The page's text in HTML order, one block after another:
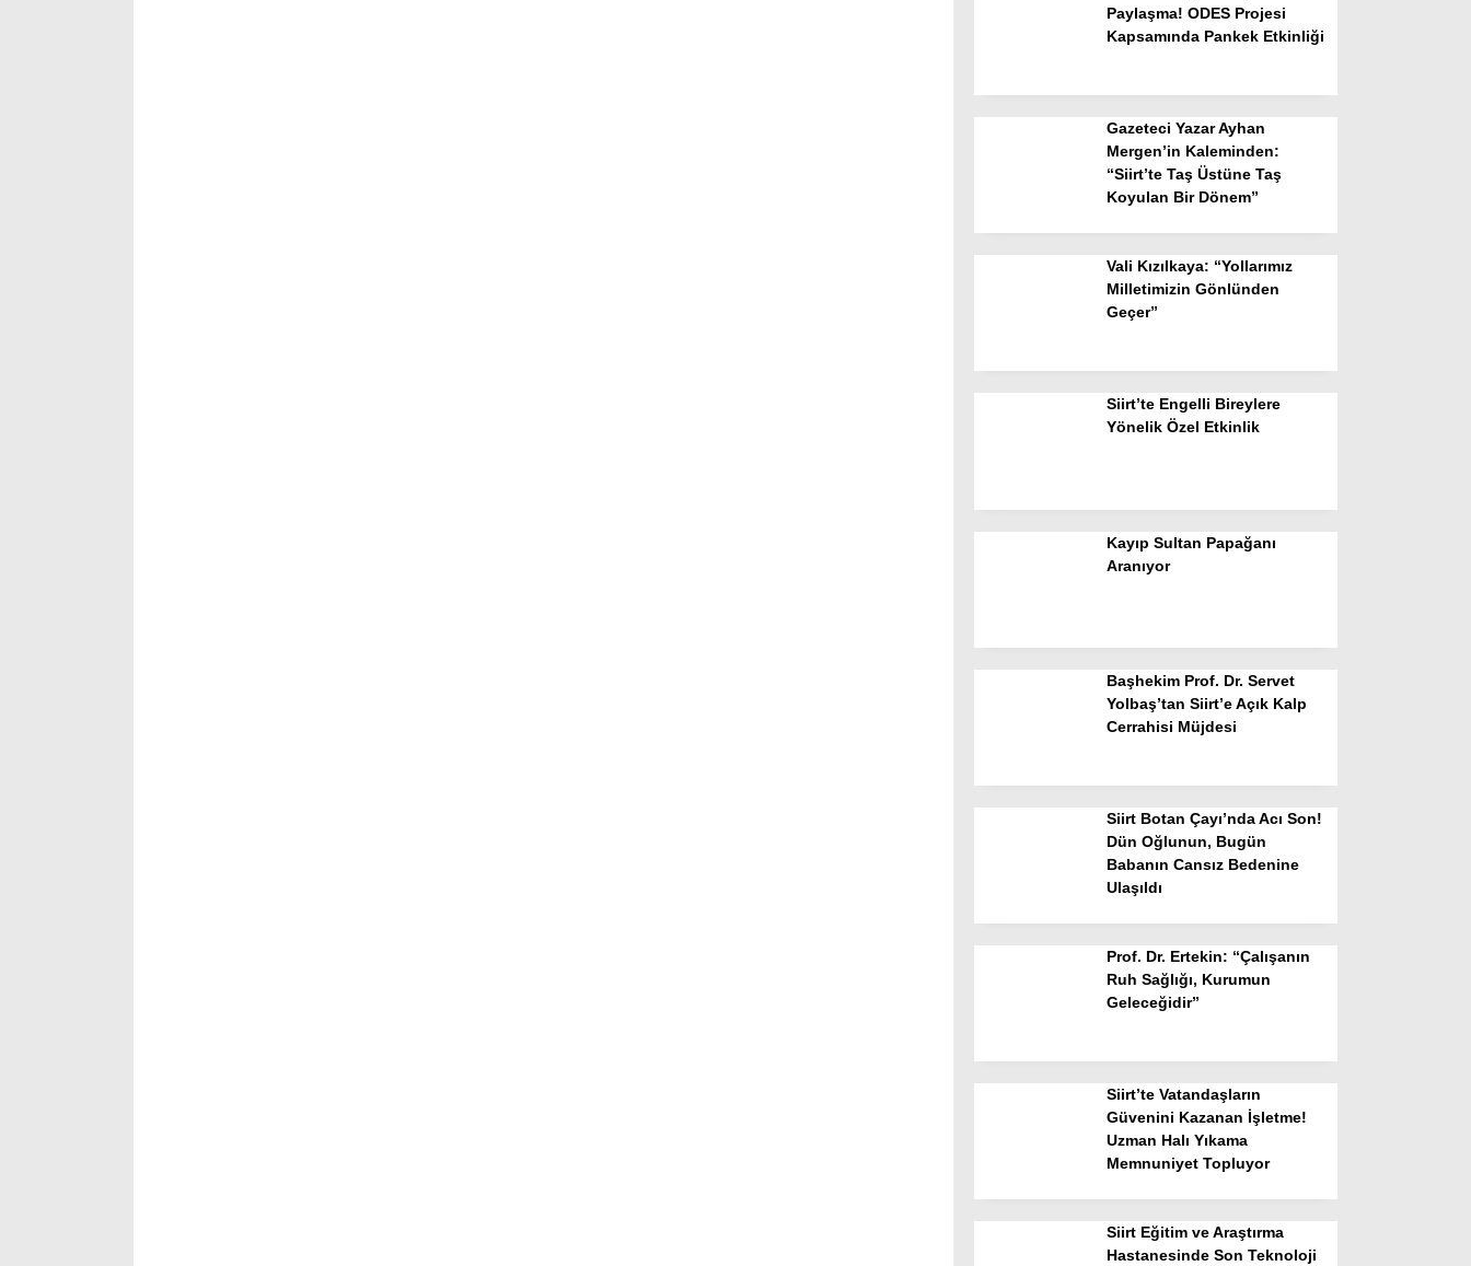
Paylaşma! ODES Projesi
Kapsamında Pankek Etkinliği
Gazeteci Yazar Ayhan
Mergen’in Kaleminden:
“Siirt’te Taş Üstüne Taş
Koyulan Bir Dönem”
Vali Kızılkaya: “Yollarımız
Milletimizin Gönlünden
Geçer”
Siirt’te Engelli Bireylere
Yönelik Özel Etkinlik
Kayıp Sultan Papağanı
Aranıyor
Başhekim Prof. Dr. Servet
Yolbaş’tan Siirt’e Açık Kalp
Cerrahisi Müjdesi
Siirt Botan Çayı’nda Acı Son!
Dün Oğlunun, Bugün
Babanın Cansız Bedenine
Ulaşıldı
Prof. Dr. Ertekin: “Çalışanın
Ruh Sağlığı, Kurumun
Geleceğidir”
Siirt’te Vatandaşların
Güvenini Kazanan İşletme!
Uzman Halı Yıkama
Memnuniyet Topluyor
Siirt Eğitim ve Araştırma
Hastanesinde Son Teknoloji